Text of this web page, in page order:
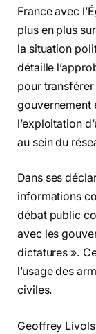
France avec
plus en plus
la situation
détaille
pour
gouvernement
l’exploitation
au sein du
Dans ses
informations
débat public
avec les
dictatures ».
l’usage des
civiles.
Geoffrey